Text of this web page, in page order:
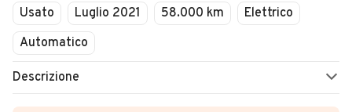
Usato Luglio 2021 58.000 km
Elettrico
Automatico
Descrizione